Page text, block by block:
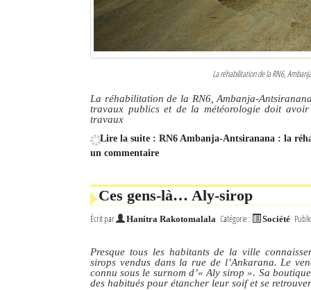
La réhabilitation de la RN6,
La réhabilitation de la RN6, Ambanja-
travaux publics et de la météorologie doit
travaux
Lire la suite : RN6 Ambanja-Antsiranana : la
un commentaire
Ces gens-là… Aly-sirop
Écrit par Hanitra Rakotomalala Catégorie : Société
Presque tous les habitants de la ville
sirops vendus dans la rue de l’Ankarana. Le
connu sous le surnom d’« Aly sirop ». Sa
des habitués pour étancher leur soif et se